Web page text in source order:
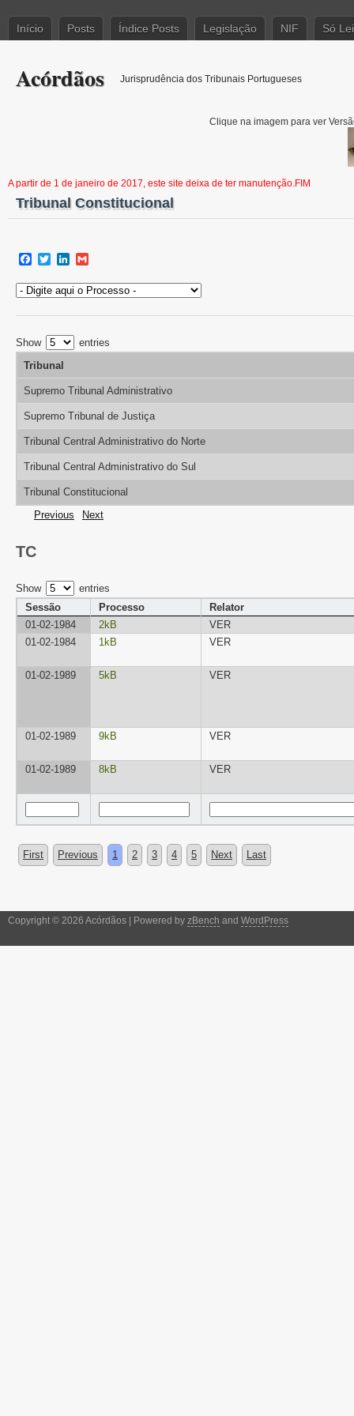
Início Posts Índice Posts Legislação NIF Só
Acórdãos Jurisprudência dos Tribunais Portugueses
Clique na imagem para ver
A partir de 1 de janeiro de 2017, este site deixa de ter manutenção.FIM
Tribunal Constitucional
Facebook
TwitterLinkedIn
Show
entries
Tribunal
Supremo Tribunal Administrativo
Supremo Tribunal de Justiça
Tribunal Central Administrativo do Norte
Tribunal Central Administrativo do Sul
Tribunal Constitucional
Previous
Next
TC
Show
entries
Sessão
Processo
Relator
01-02-1984
2kB
VER
01-02-1984
1kB VER
01-02-1989 5kB VER
01-02-1989 9kB VER
01-02-1989 8kB VER
First Previous 1 2 3 4 5 Next Last
Copyright © 2026 Acórdãos | Powered by zBench and WordPress